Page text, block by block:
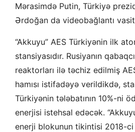
Mərasimdə Putin, Türkiyə
Ərdoğan da videobağlantı
“Akkuyu” AES Türkiyənin ilk
stansiyasıdır. Rusiyanın
reaktorları ilə təchiz edilmiş
hamısı istifadəyə verildikdə,
Türkiyənin tələbatının 10%-ni
enerjisi istehsal edəcək.
enerji blokunun tikintisi 2018-